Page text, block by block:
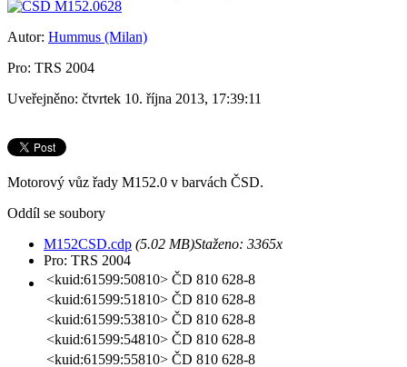
Autor: Hummus (Milan)
Pro: TRS 2004
Uveřejněno: čtvrtek 10. října 2013, 17:39:11
Motorový vůz řady M152.0 v barvách ČSD.
Oddíl se soubory
M152CSD.cdp (5.02 MB)Staženo: 3365x
Pro: TRS 2004
<kuid:61599:50810> ČD 810 628-8
<kuid:61599:51810> ČD 810 628-8
<kuid:61599:53810> ČD 810 628-8
<kuid:61599:54810> ČD 810 628-8
<kuid:61599:55810> ČD 810 628-8